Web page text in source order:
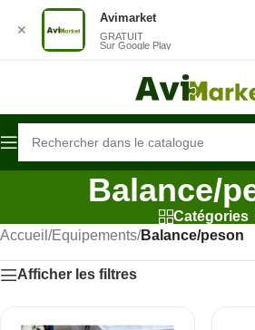
Passer à la navigation
Passer au contenu principal
Balance/
Catégories
Accueil /Equipements/Balance/peson
Afficher les filtres
✕
Avimarket
GRATUIT
Sur Google Play